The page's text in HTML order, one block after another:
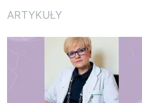
ARTYKUŁY